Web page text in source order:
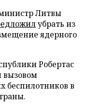
Литвы
убрать из
ядерного
Робертас
вызовом
беспилотников в